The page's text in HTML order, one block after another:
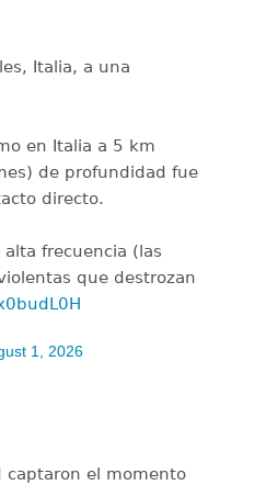
Italia, a una
en Italia a 5 km
de profundidad fue
directo.
alta frecuencia (las
que destrozan
1, 2026
captaron el momento